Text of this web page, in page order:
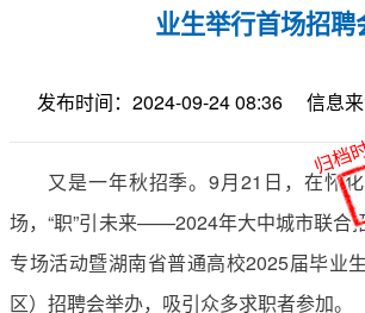
业生举行首场招聘
发布时间：2024-09-24 08:36 信息
又是一年秋招季。9月21日，在怀
场，“职”引未来——2024年大中城市联合
专场活动暨湖南省普通高校2025届毕业
区）招聘会举办，吸引众多求职者参加。
归